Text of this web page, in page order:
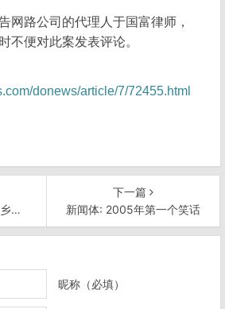
网路公司的代理人于国富律师，
不便对此案发表评论。
donews/article/7/72455.html
京。
下一篇
新闻体: 2005年第一个笑话
昵称（必填）